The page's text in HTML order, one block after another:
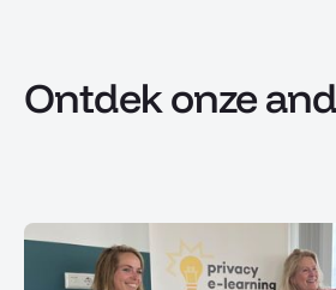
Ontdek onze